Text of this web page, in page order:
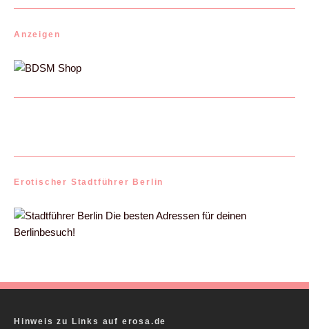
Anzeigen
Erotischer Stadtführer Berlin
Die besten Adressen für deinen
Berlinbesuch!
Hinweis zu Links auf erosa.de